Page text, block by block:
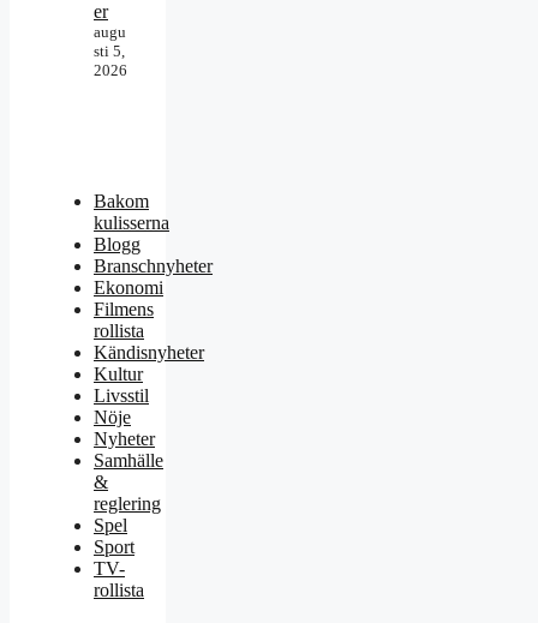
er
augu
sti 5,
2026
Bakom
kulisserna
Blogg
Branschnyheter
Ekonomi
Filmens
rollista
Kändisnyheter
Kultur
Livsstil
Nöje
Nyheter
Samhälle
&
reglering
Spel
Sport
TV-
rollista